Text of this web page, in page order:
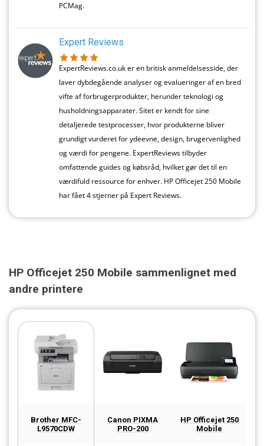
PCMag.
Expert Reviews
ExpertReviews.co.uk er en britisk anmeldelsesside, der
laver dybdegående analyser og evalueringer af en bred
vifte af forbrugerprodukter, herunder teknologi og
husholdningsapparater. Sitet er kendt for sine
detaljerede testprocesser, hvor produkterne bliver
grundigt vurderet for ydeevne, design, brugervenlighed
og værdi for pengene. ExpertReviews tilbyder
omfattende guides og købsråd, hvilket gør det til en
værdifuld ressource for enhver. HP Officejet 250 Mobile
har fået 4 stjerner på Expert Reviews.
HP Officejet 250 Mobile sammenlignet med
andre printere
Brother MFC-
L9570CDW
Canon PIXMA
PRO-200
HP Officejet 250
Mobile